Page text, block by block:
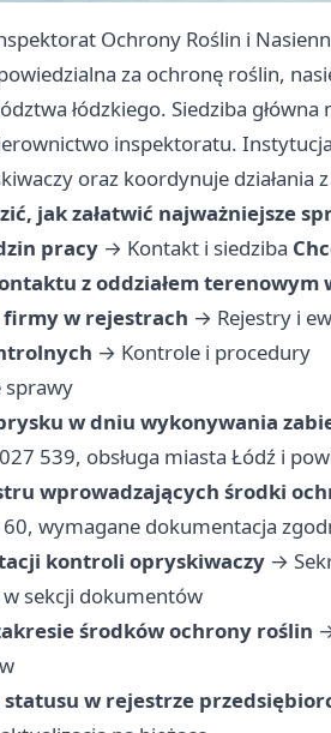
Ochrony Roślin i
za ochronę roślin,
łódzkiego. Siedziba
inspektoratu.
oraz koordynuje działania
jak załatwić najważniejsze
pracy → Kontakt i siedziba
z oddziałem terenowym
w rejestrach → Rejestry i
→ Kontrole i procedury
sprawy
w dniu wykonywania
539, obsługa miasta Łódź i
wprowadzających środki
wymagane dokumentacja
kontroli opryskiwaczy →
sekcji dokumentów
środków ochrony roślin
statusu w rejestrze